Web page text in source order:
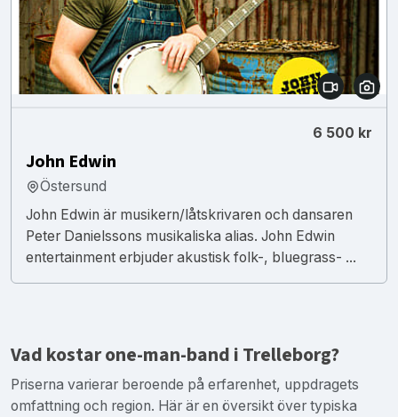
6 500 kr
John Edwin
Östersund
John Edwin är musikern/låtskrivaren och dansaren
Peter Danielssons musikaliska alias. John Edwin
entertainment erbjuder akustisk folk-, bluegrass- ...
Vad kostar one-man-band i Trelleborg?
Priserna varierar beroende på erfarenhet, uppdragets
omfattning och region. Här är en översikt över typiska